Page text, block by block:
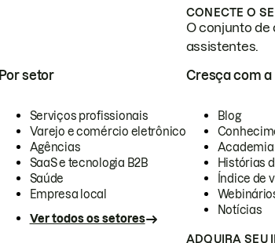
CONECTE O
O conjunto de
assistentes.
Por setor
Serviços profissionais
Varejo e comércio eletrônico
Agências
SaaS e tecnologia B2B
Saúde
Empresa local
Ver todos os setores
Cresça com a
Blog
Academia
Histórias
Índice de
Notícias
ADQUIRA SEU